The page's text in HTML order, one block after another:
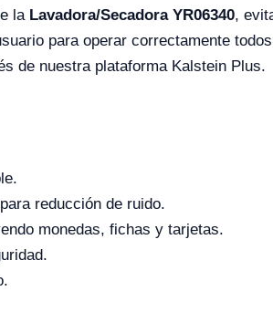
la Lavadora/Secadora YR06340,
para operar correctamente
de nuestra plataforma Kalstein Plus.
reducción de ruido.
monedas, fichas y tarjetas.